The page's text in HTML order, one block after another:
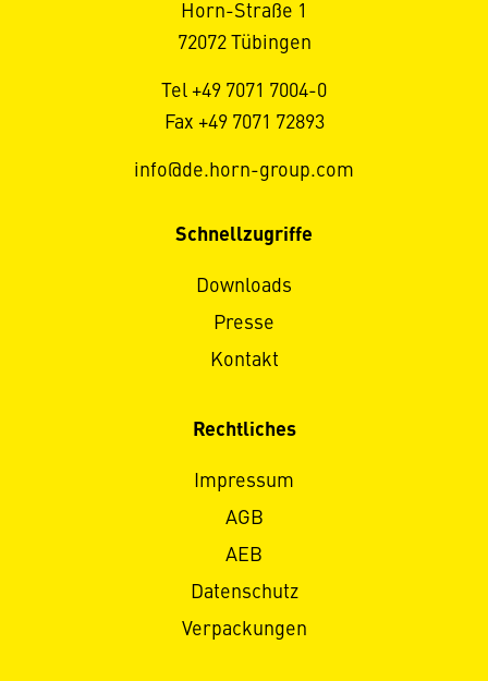
Horn-Straße 1
72072 Tübingen
Tel +49 7071 7004-0
Fax +49 7071 72893
info@de.horn-group.com
Schnellzugriffe
Downloads
Presse
Kontakt
Rechtliches
Impressum
AGB
AEB
Datenschutz
Verpackungen